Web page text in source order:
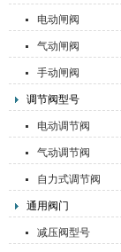
电动闸阀
气动闸阀
手动闸阀
调节阀型号
电动调节阀
气动调节阀
自力式调节阀
通用阀门
减压阀型号